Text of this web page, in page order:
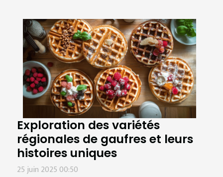
Exploration des variétés
régionales de gaufres et leurs
histoires uniques
25 juin 2025 00:50